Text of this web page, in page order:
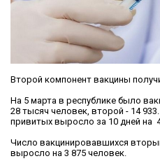
Второй компонент вакцины
На 5 марта в республике было
28 тысяч человек, второй - 14
привитых выросло за 10 дней на
Число вакцинировавшихся
выросло на 3 875 человек.